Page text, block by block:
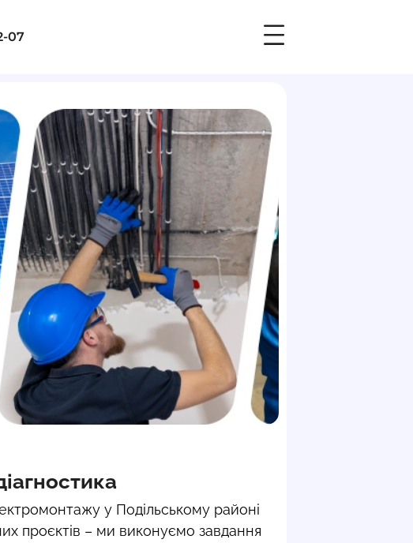
07
у Подільському районі
проєктів – ми виконуємо завдання